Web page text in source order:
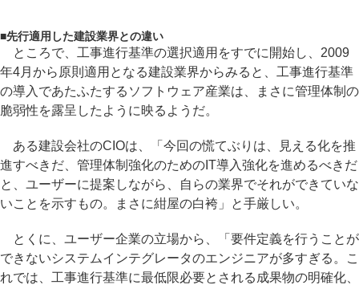
■先行適用した建設業界との違い
ところで、工事進行基準の選択適用をすでに開始し、2009
年4月から原則適用となる建設業界からみると、工事進行基準
の導入であたふたするソフトウェア産業は、まさに管理体制の
脆弱性を露呈したように映るようだ。
ある建設会社のCIOは、「今回の慌てぶりは、見える化を推
進すべきだ、管理体制強化のためのIT導入強化を進めるべきだ
と、ユーザーに提案しながら、自らの業界でそれができていな
いことを示すもの。まさに紺屋の白袴」と手厳しい。
とくに、ユーザー企業の立場から、「要件定義を行うことが
できないシステムインテグレータのエンジニアが多すぎる。こ
れでは、工事進行基準に最低限必要とされる成果物の明確化、